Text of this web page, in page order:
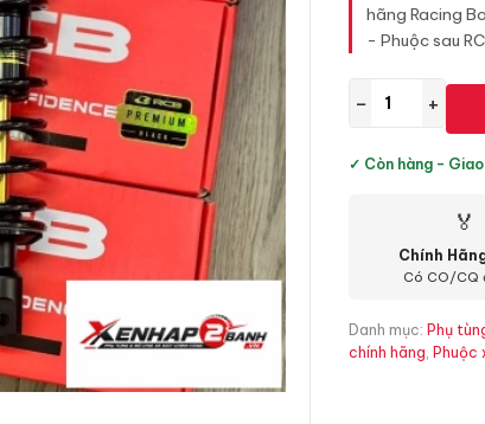
hãng Racing
- Phuộc sau
− +
✓ Còn hàng - Giao
🏅
Chính
Có CO/CQ
Danh mục: Phụ
chính hãng, Phuộc